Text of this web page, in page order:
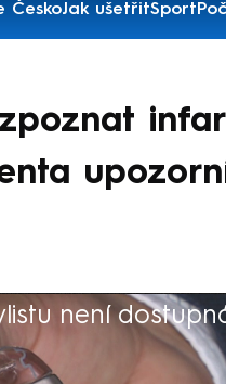
ČeskoJak ušetřitSport
není